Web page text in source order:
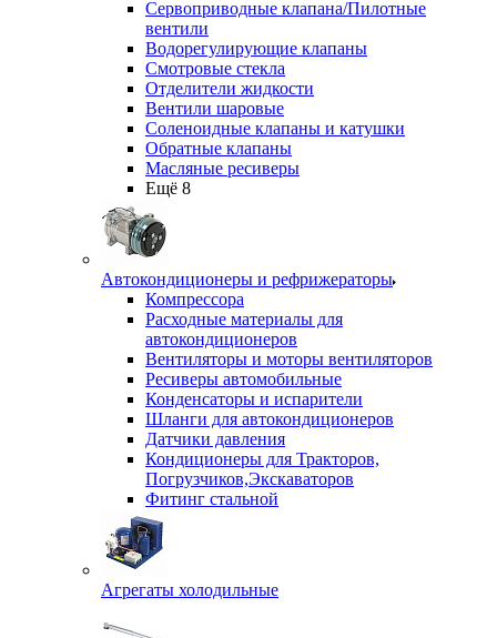
Сервоприводные клапана/Пилотные
вентили
Водорегулирующие клапаны
Смотровые стекла
Отделители жидкости
Вентили шаровые
Соленоидные клапаны и катушки
Обратные клапаны
Масляные ресиверы
Ещё 8
Автокондиционеры и рефрижераторы
Компрессора
Расходные материалы для
автокондиционеров
Вентиляторы и моторы вентиляторов
Ресиверы автомобильные
Конденсаторы и испарители
Шланги для автокондиционеров
Датчики давления
Кондиционеры для Тракторов,
Погрузчиков,Экскаваторов
Фитинг стальной
Агрегаты холодильные